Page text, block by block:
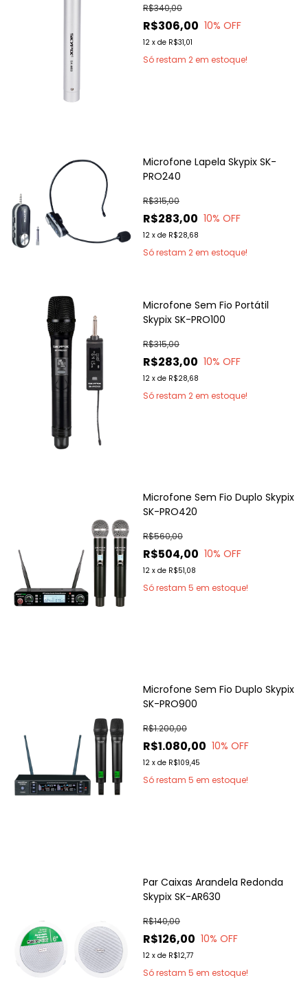
R$306,00
R$340,00
10% OFF
12 x de R$31,01
Só restam 2 em estoque!
Microfone Lapela Skypix SK-
PRO240
R$283,00
R$315,00
10% OFF
12 x de R$28,68
Só restam 2 em estoque!
Microfone Sem Fio Portátil
Skypix SK-PRO100
R$283,00
R$315,00
10% OFF
12 x de R$28,68
Só restam 2 em estoque!
Microfone Sem Fio Duplo Skypix
SK-PRO420
R$504,00
R$560,00
10% OFF
12 x de R$51,08
Só restam 5 em estoque!
Microfone Sem Fio Duplo Skypix
SK-PRO900
R$1.080,00
R$1.200,00
10% OFF
12 x de R$109,45
Só restam 5 em estoque!
Par Caixas Arandela Redonda
Skypix SK-AR630
R$126,00
R$140,00
10% OFF
12 x de R$12,77
Só restam 5 em estoque!